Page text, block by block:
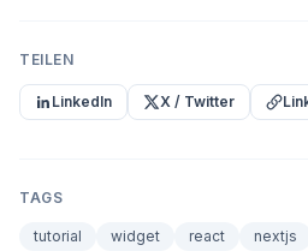
TEILEN
LinkedIn X / Twitter
TAGS
tutorial widget react nextjs